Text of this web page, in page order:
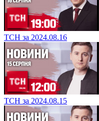
ТСН за 2024.08.16
ТСН за 2024.08.15